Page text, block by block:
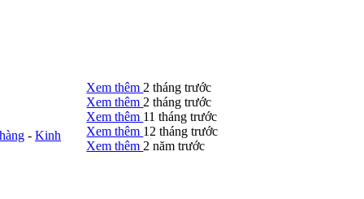
- Kinh
Xem thêm 2 tháng trước
Xem thêm 2 tháng trước
Xem thêm 11 tháng trước
Xem thêm 12 tháng trước
Xem thêm 2 năm trước